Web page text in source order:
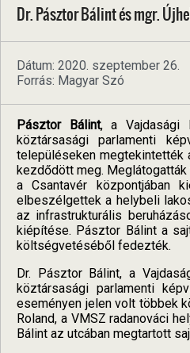
Dr. Pásztor Bálint és mgr.
Dátum: 2020. szeptember 26.
Forrás: Magyar Szó
Pásztor Bálint, a Vajdasági
köztársasági parlamenti
településeken megtekintették
kezdődött meg. Meglátogatták
a Csantavér központjában
elbeszélgettek a helybeli
az infrastrukturális
kiépítése. Pásztor Bálint a
költségvetéséből fedezték.
Dr. Pásztor Bálint, a
köztársasági parlamenti
eseményen jelen volt többek
Roland, a VMSZ radanováci
Bálint az utcában megtartott